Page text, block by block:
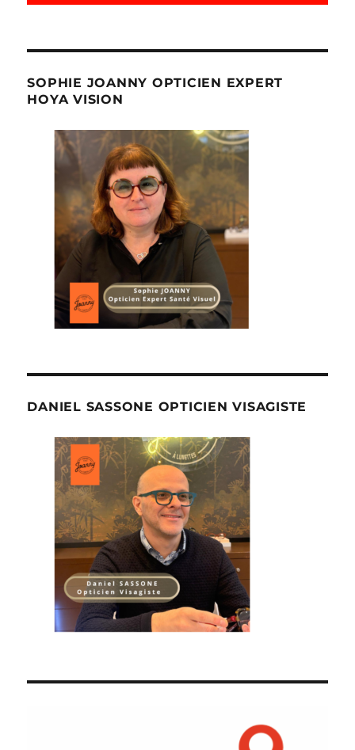
SOPHIE JOANNY OPTICIEN EXPERT
HOYA VISION
DANIEL SASSONE OPTICIEN VISAGISTE